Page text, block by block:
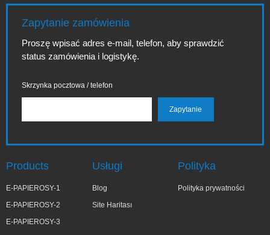
Zapytanie zamówienia
Proszę wpisać adres e-mail, telefon, aby sprawdzić
status zamówienia i logistykę.
Skrzynka pocztowa / telefon
Products
E-PAPIEROSY-1
E-PAPIEROSY-2
E-PAPIEROSY-3
Usługi
Blog
Site Haritası
Polityka
Polityka prywatności